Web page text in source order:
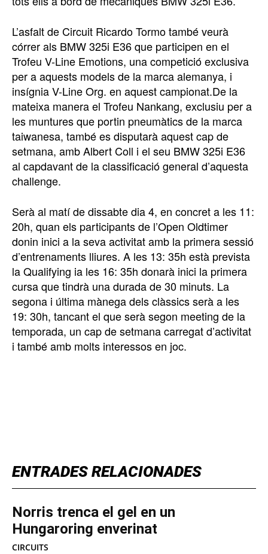
ENTRADES RELACIONADES
Norris trenca el gel en un
Hungaroring enverinat
CIRCUITS
L’asfalt de Circuit Ricardo Tormo també veurà
córrer als BMW 325i E36 que participen en el
Trofeu V-Line Emotions, una competició exclusiva
per a aquests models de la marca alemanya, i
insígnia V-Line Org. en aquest campionat.De la
mateixa manera el Trofeu Nankang, exclusiu per a
les muntures que portin pneumàtics de la marca
taiwanesa, també es disputarà aquest cap de
setmana, amb Albert Coll i el seu BMW 325i E36
al capdavant de la classificació general d’aquesta
challenge.
Serà al matí de dissabte dia 4, en concret a les 11:
20h, quan els participants de l’Open Oldtimer
donin inici a la seva activitat amb la primera sessió
d’entrenaments lliures. A les 13: 35h està prevista
la Qualifying ia les 16: 35h donarà inici la primera
cursa que tindrà una durada de 30 minuts. La
segona i última mànega dels clàssics serà a les
19: 30h, tancant el que serà segon meeting de la
temporada, un cap de setmana carregat d’activitat
i també amb molts interessos en joc.